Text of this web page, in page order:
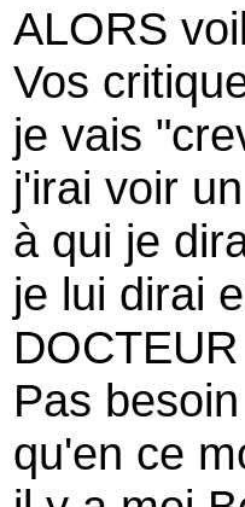
ALORS
Vos
je vais
j'irai voir
à qui je
je lui dirai
DOCTEUR
Pas
qu'en ce